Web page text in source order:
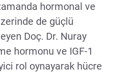
hormonal ve
de güçlü
Doç. Dr. Nuray
hormonu ve IGF-1
rol oynayarak hücre